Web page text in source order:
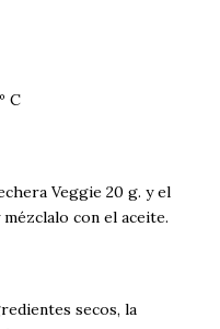
C
Veggie 20 g. y el
con el aceite.
secos, la